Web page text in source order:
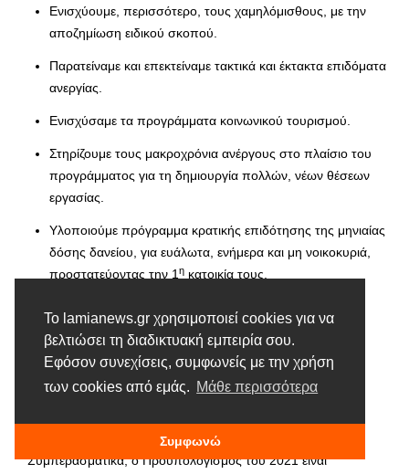
Το lamianews.gr χρησιμοποιεί cookies για να
βελτιώσει τη διαδικτυακή εμπειρία σου.
Εφόσον συνεχίσεις, συμφωνείς με την χρήση
των cookies από εμάς. Μάθε περισσότερα
Συμφωνώ
Ενισχύουμε, περισσότερο, τους χαμηλόμισθους, με την
αποζημίωση ειδικού σκοπού.
Παρατείναμε και επεκτείναμε τακτικά και έκτακτα επιδόματα
ανεργίας.
Ενισχύσαμε τα προγράμματα κοινωνικού τουρισμού.
Στηρίζουμε τους μακροχρόνια ανέργους στο πλαίσιο του
προγράμματος για τη δημιουργία πολλών, νέων θέσεων
εργασίας.
Υλοποιούμε πρόγραμμα κρατικής επιδότησης της μηνιαίας
δόσης δανείου, για ευάλωτα, ενήμερα και μη νοικοκυριά,
προστατεύοντας την 1η κατοικία τους.
συνταξιούχους δημόσιου και ιδιωτικού τομέα.
Συμπερασματικά, ο Προϋπολογισμός του 2021 είναι